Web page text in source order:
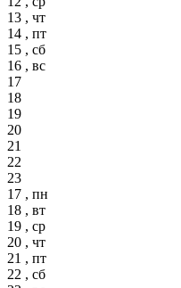
13 , чт
14 , пт
15 , сб
16 , вс
17
18
19
20
21
22
23
17 , пн
18 , вт
19 , ср
20 , чт
21 , пт
22 , сб